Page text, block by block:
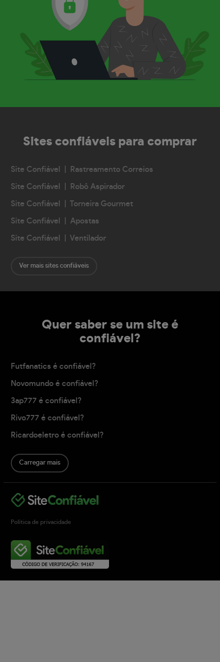
Sites confiáveis para comprar
Site Confiável | Rastreamento Correios
Site Confiável | Robô Aspirador
Site Confiável | Torneira Gourmet
Site Confiável | Apostas
Site Confiável | Ventilador
Ver mais sites confiáveis
Quer saber se um site é
confiável?
Futfanatics é confiável?
Novomundo é confiável?
3ap777 é confiável?
Rivo777 é confiável?
Ricardoeletro é confiável?
Carregar mais
Política de privacidade